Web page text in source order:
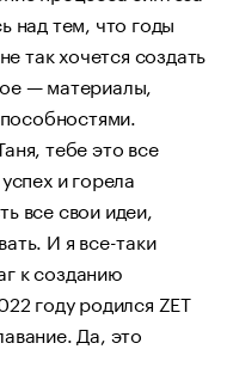
над тем, что годы
так хочется создать
— материалы,
тебе это все
и горела
все свои идеи,
И я все-таки
к созданию
году родился ZET
Да, это